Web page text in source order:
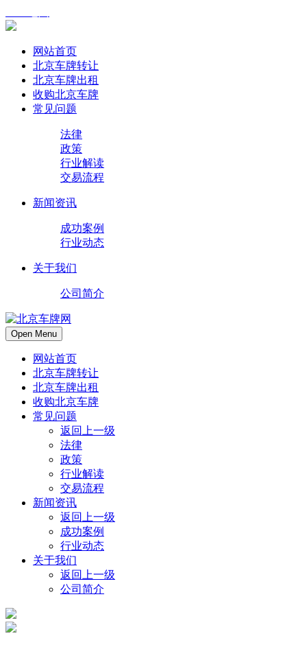
网站首页
北京车牌转让
北京车牌出租
收购北京车牌
常见问题
法律
政策
行业解读
交易流程
新闻资讯
成功案例
行业动态
关于我们
公司简介
Open Menu
网站首页
北京车牌转让
北京车牌出租
收购北京车牌
常见问题
返回上一级
法律
政策
行业解读
交易流程
新闻资讯
返回上一级
成功案例
行业动态
关于我们
返回上一级
公司简介